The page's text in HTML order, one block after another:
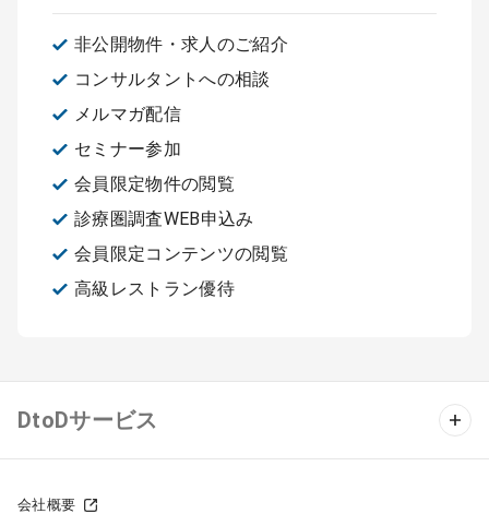
非公開物件・求人のご紹介
コンサルタントへの相談
メルマガ配信
セミナー参加
会員限定物件の閲覧
診療圏調査WEB申込み
会員限定コンテンツの閲覧
高級レストラン優待
DtoDサービス
会社概要